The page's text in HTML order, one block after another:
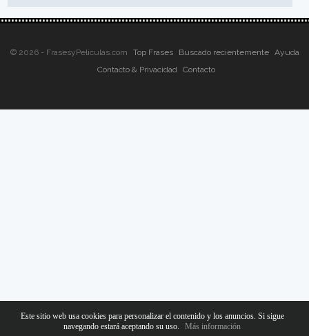
© 2026 - FrasesyPeliculas.com Top Frases Buscado recientemente
Ayuda
Contacto & Privacidad
Contacto
Este sitio web usa cookies para personalizar el contenido y los anuncios. Si sigue
navegando estará aceptando su uso.
Más información